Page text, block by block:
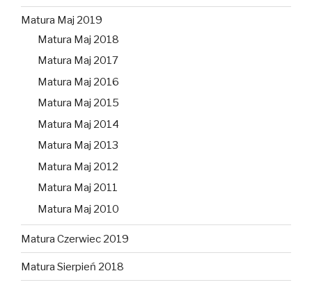
Matura Maj 2019
Matura Maj 2018
Matura Maj 2017
Matura Maj 2016
Matura Maj 2015
Matura Maj 2014
Matura Maj 2013
Matura Maj 2012
Matura Maj 2011
Matura Maj 2010
Matura Czerwiec 2019
Matura Sierpień 2018